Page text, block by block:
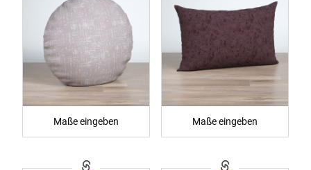
Maße eingeben Maße eingeben